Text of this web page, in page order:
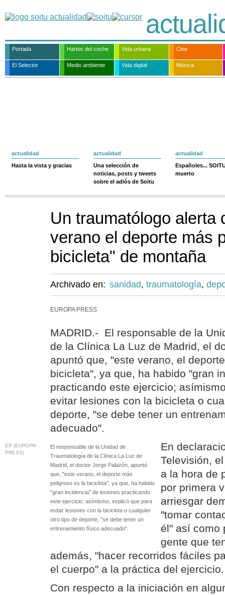
Portada Hartos del coche Vida urbana Cine
El Selector Medio ambiente Vida digital Música
actualidad
Hasta la vista y gracias
actualidad
Una selección de
noticias, posts y tweets
sobre el adiós de Soitu
actualidad
Españoles...
muerto
Un traumatólogo alerta
verano el deporte más
bicicleta" de montaña
Archivado en: sanidad, traumatología,
EUROPA PRESS
MADRID.- El responsable de la
de la Clínica La Luz de Madrid, el
apuntó que, "este verano, el
bicicleta", ya que, ha habido "gran
practicando este ejercicio;
evitar lesiones con la bicicleta o
deporte, "se debe tener un
adecuado".
EP (EUROPA
PRESS)
El responsable de la Unidad de
Traumatología de la Clínica La Luz de
Madrid, el doctor Jorge Palazón, apuntó
que, "este verano, el deporte más
peligroso es la bicicleta", ya que, ha habido
"gran incidencia" de lesiones practicando
este ejercicio; asímismo, explicó que para
evitar lesiones con la bicicleta o cualquier
otro tipo de deporte, "se debe tener un
entrenamiento físico adecuado".
En
Televisión,
a la hora de
por primera
arriesgar
"tomar
él" así como
gente que
además, "hacer recorridos fáciles
el cuerpo" a la práctica del ejercicio.
Con respecto a la iniciación en